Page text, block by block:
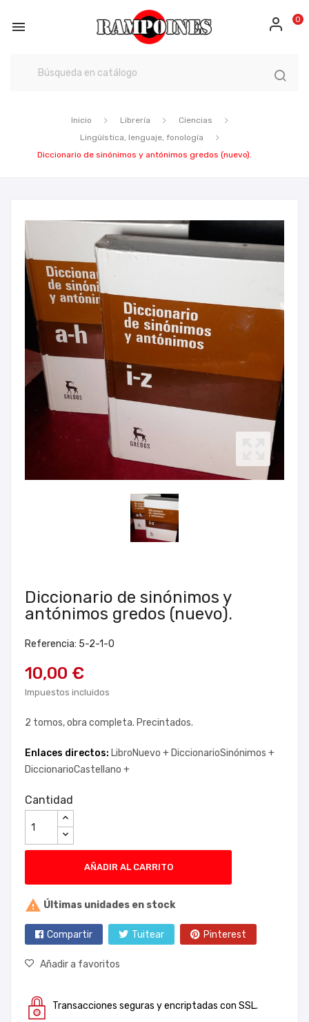
 0
Inicio Librería
Ciencias
Lingüística, lenguaje, fonología
Diccionario de sinónimos y antónimos gredos (nuevo).
Diccionario de sinónimos y
antónimos gredos (nuevo).
Referencia: 5-2-1-0
10,00 €
Impuestos incluidos
2 tomos, obra completa. Precintados.
Enlaces directos: LibroNuevo + DiccionarioSinónimos +
DiccionarioCastellano +
Cantidad
AÑADIR AL CARRITO
 Últimas unidades en stock
Compartir Tuitear Pinterest
Añadir a favoritos
Transacciones seguras y encriptadas con SSL.